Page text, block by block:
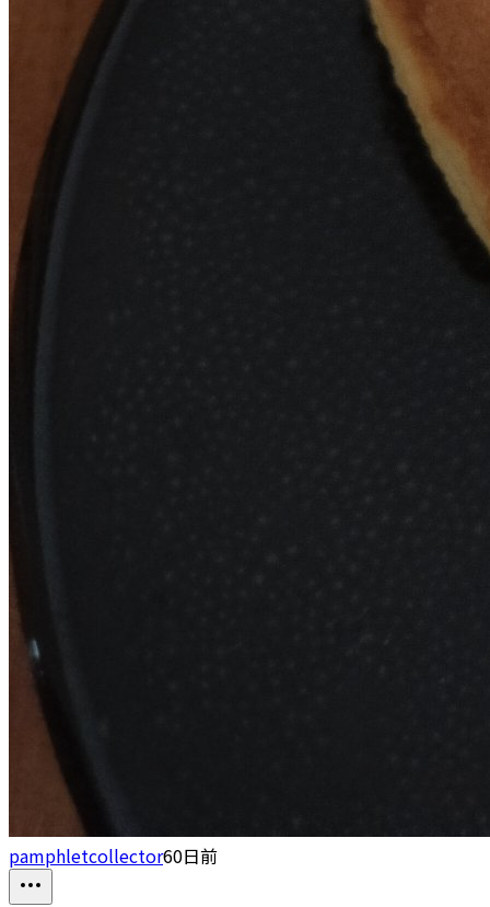
pamphletcollector60日前